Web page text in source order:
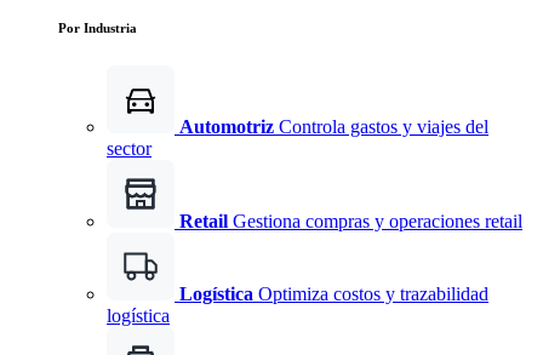
Por Industria
Automotriz Controla gastos y viajes del
sector
Retail Gestiona compras y operaciones retail
Logística Optimiza costos y trazabilidad
logística